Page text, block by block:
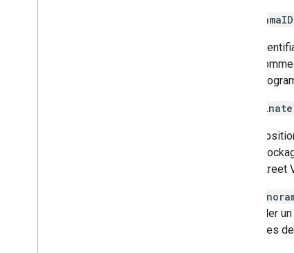
panoramaID
coordinate
Street
demander un
inclura les